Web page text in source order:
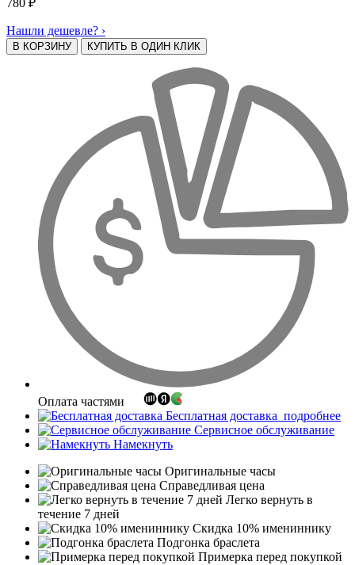
Нашли дешевле? ›
В КОРЗИНУ КУПИТЬ В ОДИН КЛИК
Оплата частями
Бесплатная доставка подробнее
Сервисное обслуживание
Намекнуть
Оригинальные часы
Справедливая цена
Легко вернуть в
течение 7 дней
Скидка 10% имениннику
Подгонка браслета
Примерка перед покупкой